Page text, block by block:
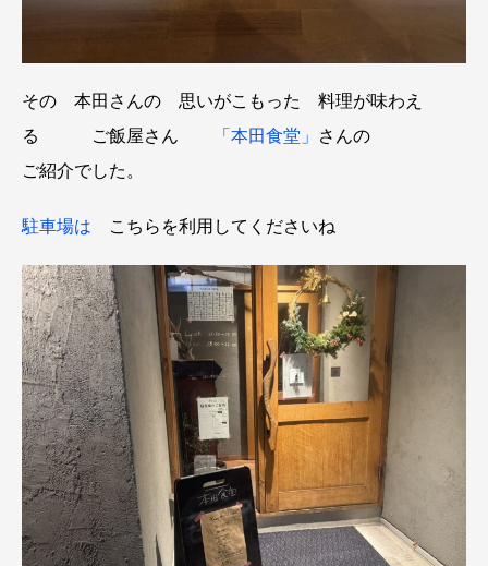
その 本田さんの 思いがこもった 料理が味わえ
る ご飯屋さん
「本田食堂」
さんの
ご紹介でした。
駐車場は こちらを利用してくださいね